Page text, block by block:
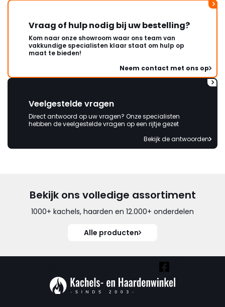
Vraag of hulp nodig bij uw bestelling?
Kom naar onze showroom waar ons team van
vakkundige specialisten klaar staat om hulp op
maat te bieden!
Neem contact met ons op
Veelgestelde vragen
Direct antwoord op uw vragen? Onze specialisten
hebben de veelgestelde vragen op een rijtje gezet
Bekijk de antwoorden
Bekijk ons volledige assortiment
1000+ kachels, haarden en 12.000+ onderdelen
Alle producten